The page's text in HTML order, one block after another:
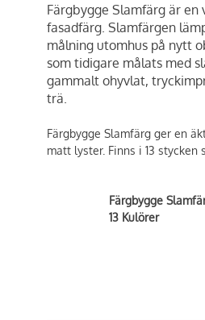
Färgbygge Slamfärg är
fasadfärg. Slamfärgen
målning utomhus på nytt
som tidigare målats med
gammalt ohyvlat,
trä.
Färgbygge Slamfärg ger en
matt lyster. Finns i 13 stycken
Färgbygge
13 Kulörer